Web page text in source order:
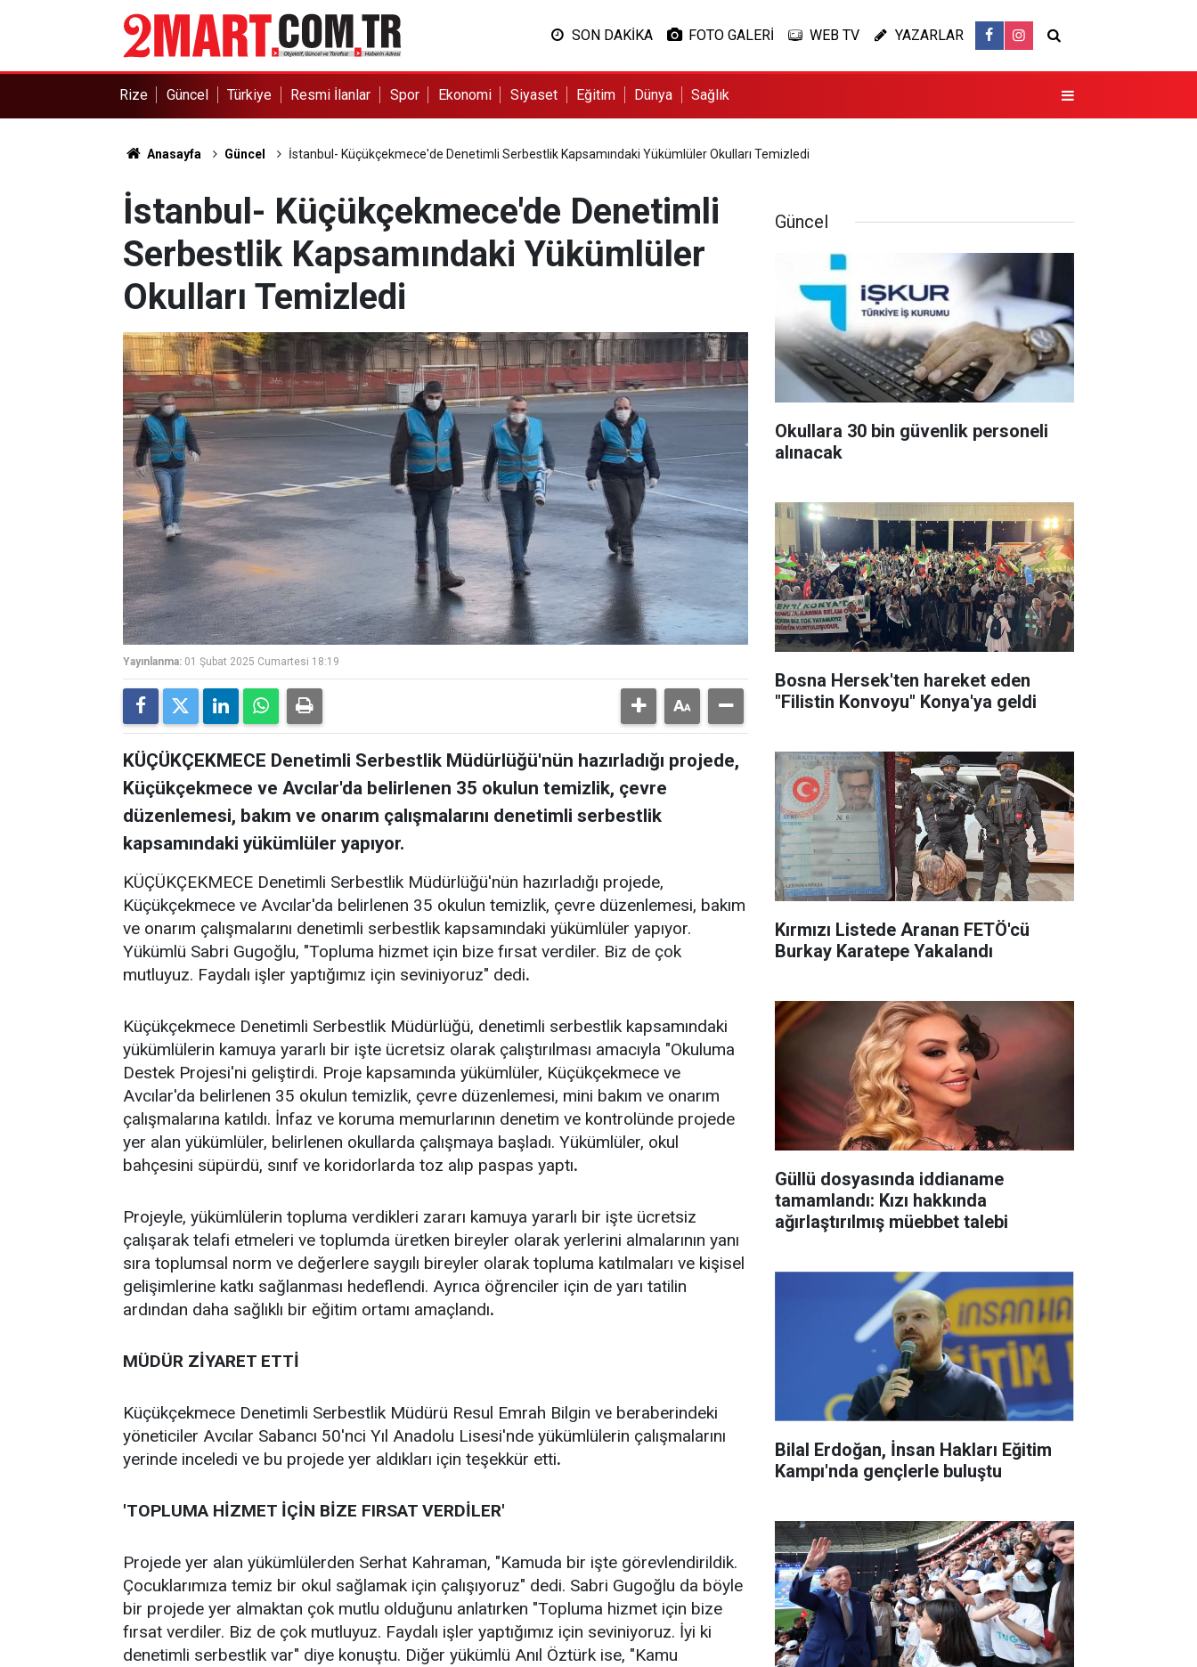
SON DAKİKA FOTO GALERİ WEB TV YAZARLAR
Rize Güncel Türkiye Resmi İlanlar Spor Ekonomi Siyaset Eğitim Dünya Sağlık
Anasayfa Güncel İstanbul- Küçükçekmece'de Denetimli Serbestlik Kapsamındaki Yükümlüler Okulları Temizledi
İstanbul- Küçükçekmece'de Denetimli
Serbestlik Kapsamındaki Yükümlüler
Okulları Temizledi
Yayınlanma: 01 Şubat 2025 Cumartesi 18:19
KÜÇÜKÇEKMECE Denetimli Serbestlik Müdürlüğü'nün hazırladığı projede,
Küçükçekmece ve Avcılar'da belirlenen 35 okulun temizlik, çevre
düzenlemesi, bakım ve onarım çalışmalarını denetimli serbestlik
kapsamındaki yükümlüler yapıyor.
KÜÇÜKÇEKMECE Denetimli Serbestlik Müdürlüğü'nün hazırladığı projede,
Küçükçekmece ve Avcılar'da belirlenen 35 okulun temizlik, çevre düzenlemesi, bakım
ve onarım çalışmalarını denetimli serbestlik kapsamındaki yükümlüler yapıyor.
Yükümlü Sabri Gugoğlu, "Topluma hizmet için bize fırsat verdiler. Biz de çok
mutluyuz. Faydalı işler yaptığımız için seviniyoruz" dedi.
Küçükçekmece Denetimli Serbestlik Müdürlüğü, denetimli serbestlik kapsamındaki
yükümlülerin kamuya yararlı bir işte ücretsiz olarak çalıştırılması amacıyla "Okuluma
Destek Projesi'ni geliştirdi. Proje kapsamında yükümlüler, Küçükçekmece ve
Avcılar'da belirlenen 35 okulun temizlik, çevre düzenlemesi, mini bakım ve onarım
çalışmalarına katıldı. İnfaz ve koruma memurlarının denetim ve kontrolünde projede
yer alan yükümlüler, belirlenen okullarda çalışmaya başladı. Yükümlüler, okul
bahçesini süpürdü, sınıf ve koridorlarda toz alıp paspas yaptı.
Projeyle, yükümlülerin topluma verdikleri zararı kamuya yararlı bir işte ücretsiz
çalışarak telafi etmeleri ve toplumda üretken bireyler olarak yerlerini almalarının yanı
sıra toplumsal norm ve değerlere saygılı bireyler olarak topluma katılmaları ve kişisel
gelişimlerine katkı sağlanması hedeflendi. Ayrıca öğrenciler için de yarı tatilin
ardından daha sağlıklı bir eğitim ortamı amaçlandı.
MÜDÜR ZİYARET ETTİ
Küçükçekmece Denetimli Serbestlik Müdürü Resul Emrah Bilgin ve beraberindeki
yöneticiler Avcılar Sabancı 50'nci Yıl Anadolu Lisesi'nde yükümlülerin çalışmalarını
yerinde inceledi ve bu projede yer aldıkları için teşekkür etti.
'TOPLUMA HİZMET İÇİN BİZE FIRSAT VERDİLER'
Projede yer alan yükümlülerden Serhat Kahraman, "Kamuda bir işte görevlendirildik.
Çocuklarımıza temiz bir okul sağlamak için çalışıyoruz" dedi. Sabri Gugoğlu da böyle
bir projede yer almaktan çok mutlu olduğunu anlatırken "Topluma hizmet için bize
fırsat verdiler. Biz de çok mutluyuz. Faydalı işler yaptığımız için seviniyoruz. İyi ki
denetimli serbestlik var" diye konuştu. Diğer yükümlü Anıl Öztürk ise, "Kamu
Güncel
Okullara 30 bin güvenlik personeli
alınacak
Bosna Hersek'ten hareket eden
"Filistin Konvoyu" Konya'ya geldi
Kırmızı Listede Aranan FETÖ'cü
Burkay Karatepe Yakalandı
Güllü dosyasında iddianame
tamamlandı: Kızı hakkında
ağırlaştırılmış müebbet talebi
Bilal Erdoğan, İnsan Hakları Eğitim
Kampı'nda gençlerle buluştu